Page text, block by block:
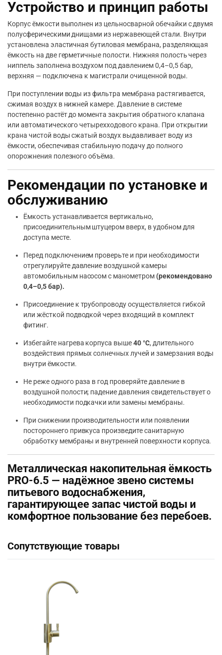
Устройство и принцип работы
Корпус ёмкости выполнен из цельносварной обечайки с двумя
полусферическими днищами из нержавеющей стали. Внутри
установлена эластичная бутиловая мембрана, разделяющая
ёмкость на две герметичные полости. Нижняя полость через
ниппель заполнена воздухом под давлением 0,4–0,5 бар,
верхняя — подключена к магистрали очищенной воды.
При поступлении воды из фильтра мембрана растягивается,
сжимая воздух в нижней камере. Давление в системе
постепенно растёт до момента закрытия обратного клапана
или автоматического четырехходового крана. При открытии
крана чистой воды сжатый воздух выдавливает воду из
ёмкости, обеспечивая стабильную подачу до полного
опорожнения полезного объёма.
Рекомендации по установке и
обслуживанию
Ёмкость устанавливается вертикально,
присоединительным штуцером вверх, в удобном для
доступа месте.
Перед подключением проверьте и при необходимости
отрегулируйте давление воздушной камеры
автомобильным насосом с манометром(рекомендовано
0,4–0,5 бар).
Присоединение к трубопроводу осуществляется гибкой
или жёсткой подводкой через входящий в комплект
фитинг.
Избегайте нагрева корпуса выше40 °С, длительного
воздействия прямых солнечных лучей и замерзания воды
внутри ёмкости.
Не реже одного раза в год проверяйте давление в
воздушной полости; падение давления свидетельствует о
необходимости подкачки или замены мембраны.
При снижении производительности или появлении
постороннего привкуса произведите санитарную
обработку мембраны и внутренней поверхности корпуса.
Металлическая накопительная ёмкость
PRO-6.5 — надёжное звено системы
питьевого водоснабжения,
гарантирующее запас чистой воды и
комфортное пользование без перебоев.
Сопутствующие товары